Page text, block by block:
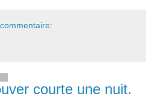
courte une nuit.